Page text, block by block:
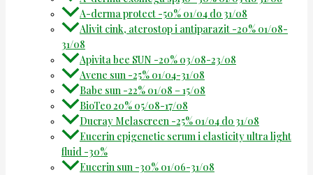
A-derma protect -50% 01/04 do 31/08
Alivit cink, aterostop i antiparazit -20% 01/08-
31/08
Apivita bee SUN -20% 03/08-23/08
Avene sun -25% 01/04-31/08
Babe sun -22% 01/08 – 15/08
BioTeo 20% 05/08-17/08
Ducray Melascreen -25% 01/04 do 31/08
Eucerin epigenetic serum i elasticity ultra light
fluid -30%
Eucerin sun -30% 01/06-31/08